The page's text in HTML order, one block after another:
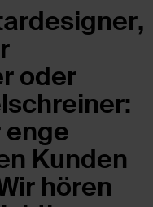
oder
enge
Kunden
hören